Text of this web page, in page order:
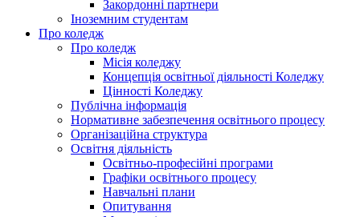
Закордонні партнери
Іноземним студентам
Про коледж
Про коледж
Місія коледжу
Концепція освітньої діяльності Коледжу
Цінності Коледжу
Публічна інформація
Нормативне забезпечення освітнього процесу
Організаційна структура
Освітня діяльність
Освітньо-професійні програми
Графіки освітнього процесу
Навчальні плани
Опитування